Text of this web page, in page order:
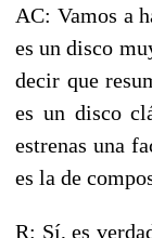
AC: Vamos a
es un disco
decir que
es un disco
estrenas una
es la de
R: Sí, es